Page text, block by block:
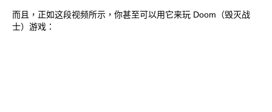
而且，正如这段视频所示，你甚至可以用它来玩 Doom（毁灭战
士）游戏：